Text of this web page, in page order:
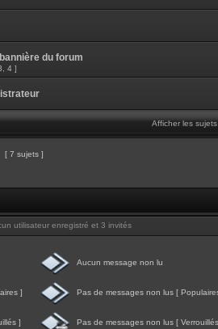
du forum
4 ]
Afficher les
[ 7 sujets ]
utilisateur enregistré et 3 invités
Aucun message non lu
] Pas de messages non lus [
] Pas de messages non lus [